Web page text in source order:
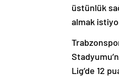
üstünlük
almak
Lig’de 12